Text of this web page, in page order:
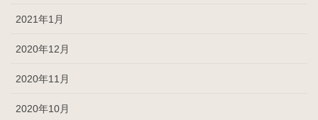
2021年1月
2020年12月
2020年11月
2020年10月